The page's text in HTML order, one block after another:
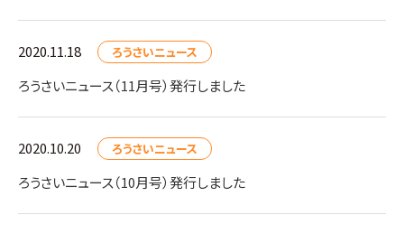
2020.11.18 ろうさいニュース
ろうさいニュース（11月号）発行しました
2020.10.20 ろうさいニュース
ろうさいニュース（10月号）発行しました